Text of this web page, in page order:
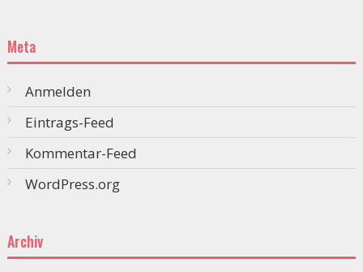
Meta
Anmelden
Eintrags-Feed
Kommentar-Feed
WordPress.org
Archiv